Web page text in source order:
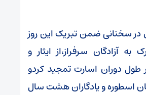
در سخنانی ضمن تبریک این روز
به آزادگان سرفراز،از ایثار و
طول دوران اسارت تمجید کردو
اسطوره و یادگاران هشت سال